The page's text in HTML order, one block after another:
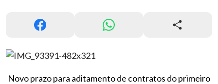
Novo prazo para aditamento de contratos do primeiro